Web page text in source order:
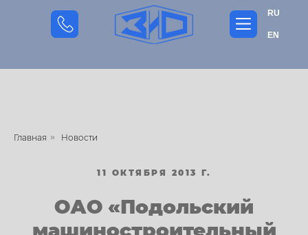
RU
EN
Главная » Новости
11 ОКТЯБРЯ 2013 Г.
ОАО «Подольский
машиностроительный